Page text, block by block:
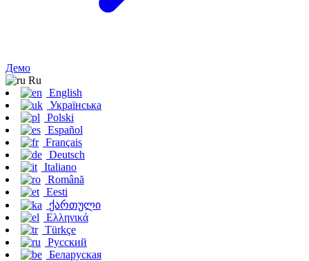
Демо
Ru
English
Українська
Polski
Español
Français
Deutsch
Italiano
Română
Eesti
ქართული
Ελληνικά
Türkçe
Русский
Беларуская